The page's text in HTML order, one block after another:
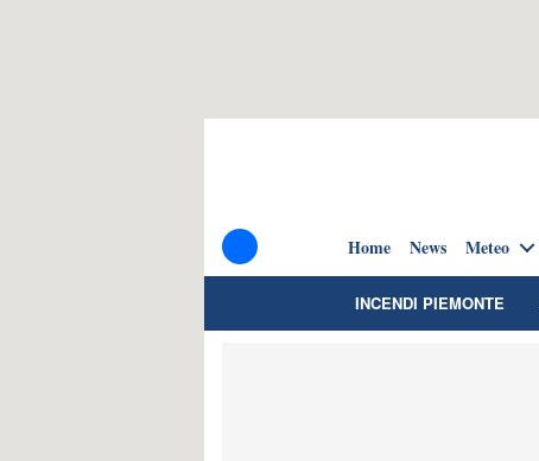
Home News Meteo
INCENDI PIEMONTE